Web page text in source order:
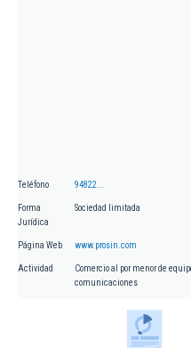
Teléfono 94822...
Forma
Jurídica
Sociedad limitada
Página Web www.prosin.com
Actividad
Comercio al por menor de
comunicaciones